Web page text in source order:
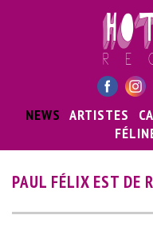
NEWS ARTISTES
PAUL FÉLIX EST DE